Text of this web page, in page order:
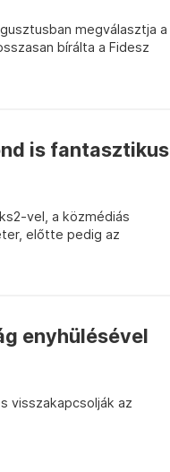
megválasztja a
bírálta a Fidesz
is fantasztikus
vel, a közmédiás
előtte pedig az
enyhülésével
visszakapcsolják az